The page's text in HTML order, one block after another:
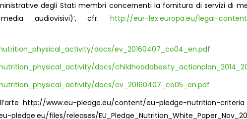
degli Stati membri concernenti la fornitura di servizi di
audiovisivi)’, cfr. http://eur-lex.europa.eu/legal-
docs/ev_20160407_co04_en.pdf
docs/
docs/ev_20160407_co05_en.pdf
http://www.eu-pledge.eu/content/eu-pledge-nutrition-
files/releases/